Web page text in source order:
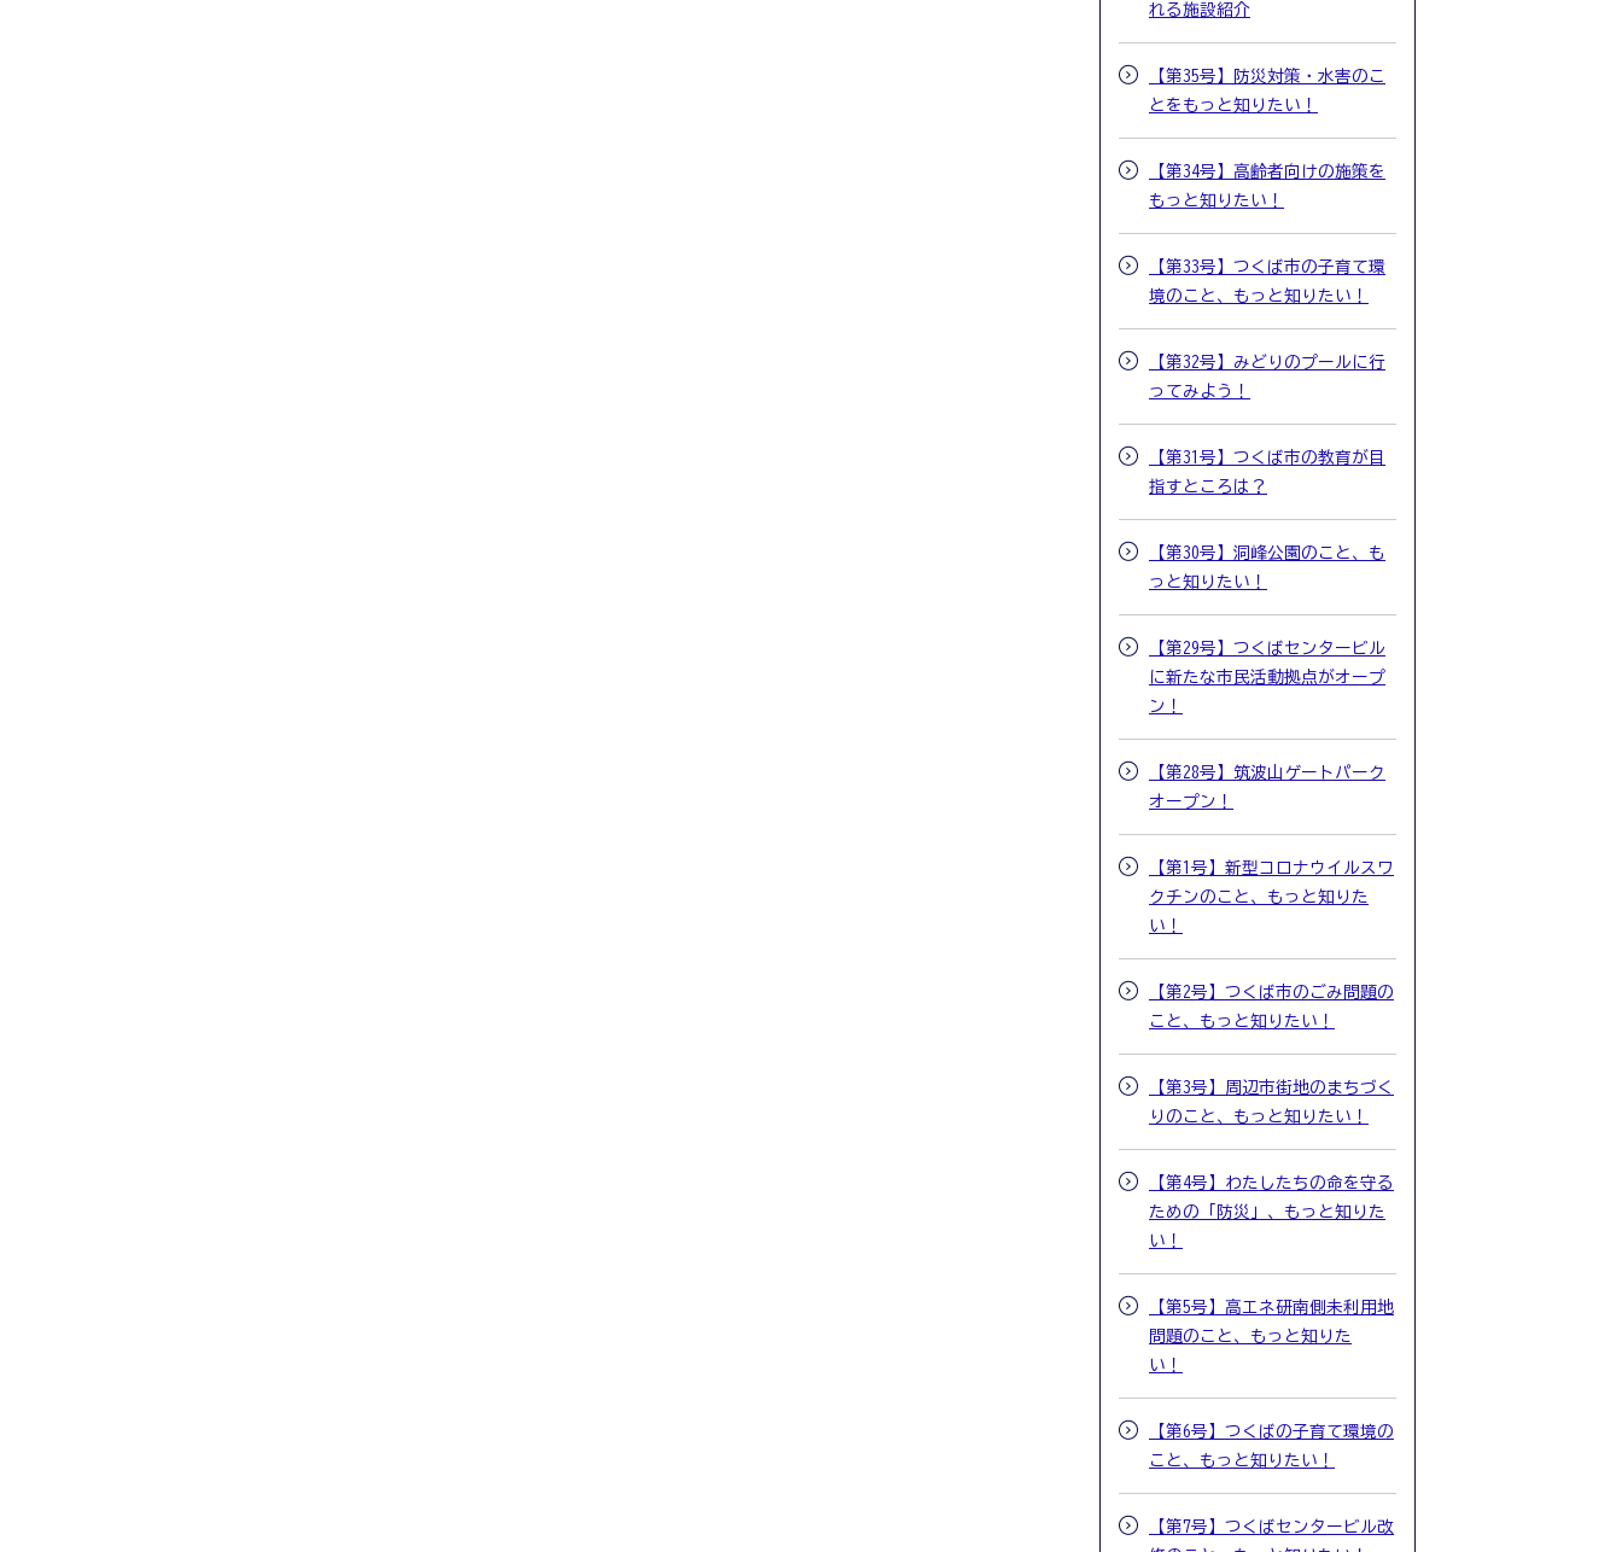
れる施設紹介
【第35号】防災対策・水害のこ
とをもっと知りたい！
【第34号】高齢者向けの施策を
もっと知りたい！
【第33号】つくば市の子育て環
境のこと、もっと知りたい！
【第32号】みどりのプールに行
ってみよう！
【第31号】つくば市の教育が目
指すところは？
【第30号】洞峰公園のこと、も
っと知りたい！
【第29号】つくばセンタービル
に新たな市民活動拠点がオープ
ン！
【第28号】筑波山ゲートパーク
オープン！
【第1号】新型コロナウイルスワ
クチンのこと、もっと知りた
い！
【第2号】つくば市のごみ問題の
こと、もっと知りたい！
【第3号】周辺市街地のまちづく
りのこと、もっと知りたい！
【第4号】わたしたちの命を守る
ための「防災」、もっと知りた
い！
【第5号】高エネ研南側未利用地
問題のこと、もっと知りた
い！
【第6号】つくばの子育て環境の
こと、もっと知りたい！
【第7号】つくばセンタービル改